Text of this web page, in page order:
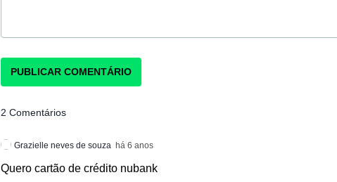
2 Comentários
Grazielle neves de souza há 6 anos
Quero cartão de crédito nubank